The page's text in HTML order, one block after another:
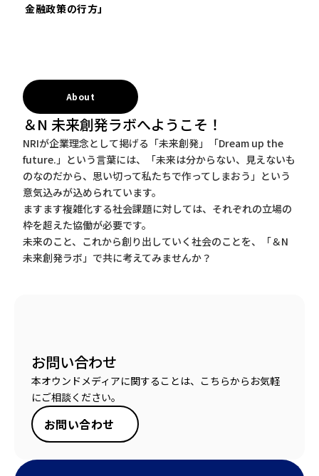
金融政策の行方」
About
＆N 未来創発ラボへようこそ！
NRIが企業理念として掲げる「未来創発」「Dream up the
future.」という言葉には、「未来は分からない、見えないも
のなのだから、思い切って私たちで作ってしまおう」という
意気込みが込められています。
ますます複雑化する社会課題に対しては、それぞれの立場の
枠を超えた協働が必要です。
未来のこと、これから創り出していく社会のことを、「＆N
未来創発ラボ」で共に考えてみませんか？
お問い合わせ
本オウンドメディアに関することは、こちらからお気軽
にご相談ください。
お問い合わせ